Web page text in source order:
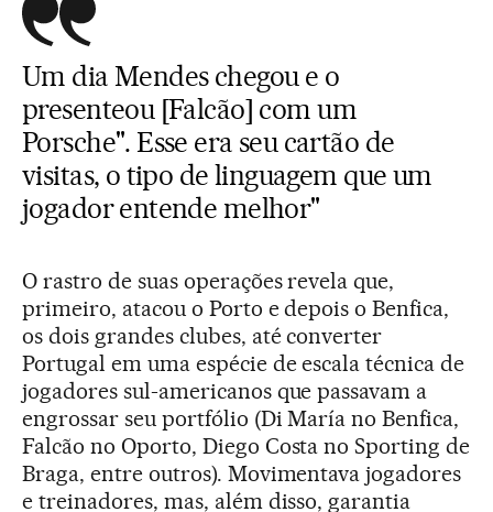
Um dia Mendes chegou e o
presenteou [Falcão] com um
Porsche". Esse era seu cartão de
visitas, o tipo de linguagem que um
jogador entende melhor"
O rastro de suas operações revela que,
primeiro, atacou o Porto e depois o Benfica,
os dois grandes clubes, até converter
Portugal em uma espécie de escala técnica de
jogadores sul-americanos que passavam a
engrossar seu portfólio (Di María no Benfica,
Falcão no Oporto, Diego Costa no Sporting de
Braga, entre outros). Movimentava jogadores
e treinadores, mas, além disso, garantia